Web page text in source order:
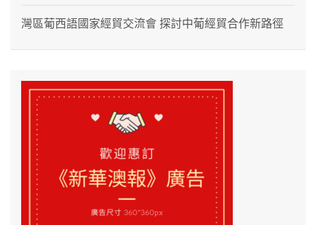
灣區葡西語國家經貿交流會 探討中葡經貿合作新路徑